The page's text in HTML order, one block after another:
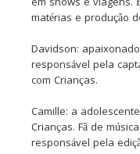
matérias e produção
Davidson:
responsável pela
com Crianças.
Camille: a
Crianças. Fã de
responsável pela